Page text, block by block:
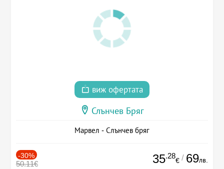
виж офертата
Слънчев Бряг
Марвел - Слънчев бряг
-30%
50.11€ 35.28
€ / 69лв.